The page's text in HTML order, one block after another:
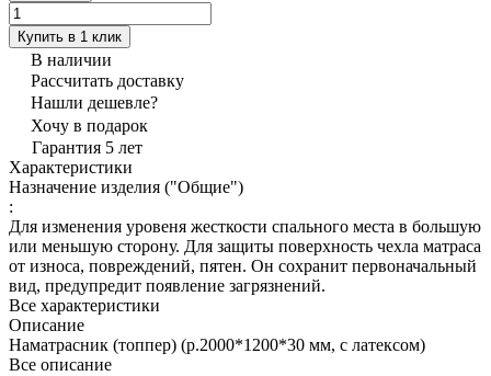
Купить в 1 клик
В наличии
Рассчитать доставку
Нашли дешевле?
Хочу в подарок
Гарантия 5 лет
Характеристики
Назначение изделия ("Общие")
:
Для изменения уровеня жесткости спального места в большую
или меньшую сторону. Для защиты поверхность чехла матраса
от износа, повреждений, пятен. Он сохранит первоначальный
вид, предупредит появление загрязнений.
Все характеристики
Описание
Наматрасник (топпер) (р.2000*1200*30 мм, с латексом)
Все описание